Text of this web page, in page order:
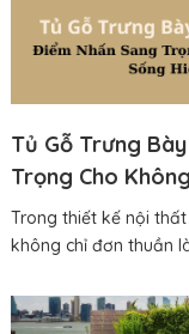
Tủ Gỗ Trưng
Trọng Cho
Trong thiết kế nội
không chỉ đơn thuần